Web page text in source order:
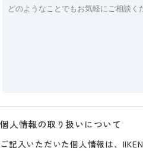
個人情報の取り扱いについて
ご記入いただいた個人情報は、